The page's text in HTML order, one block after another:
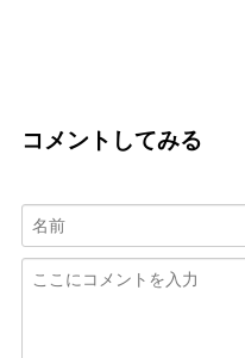
コメントしてみる